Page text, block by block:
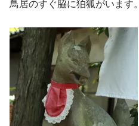
鳥居のすぐ脇に狛狐がいます。